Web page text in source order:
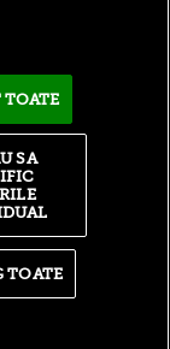
TOATE
TOATE
SA